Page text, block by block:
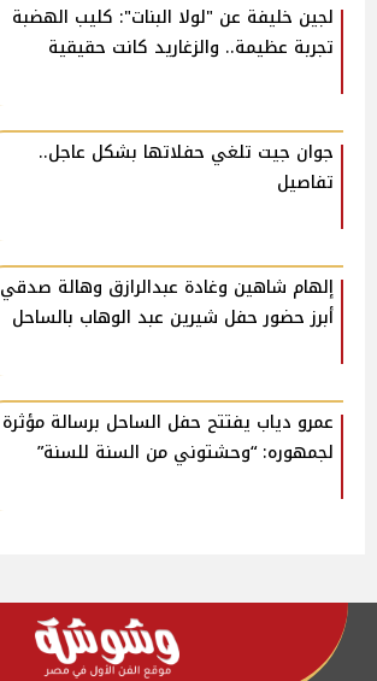
لجين خليفة عن "لولا البنات": كليب الهضبة
تجربة عظيمة.. والزغاريد كانت حقيقية
جوان جيت تلغي حفلاتها بشكل عاجل..
تفاصيل
إلهام شاهين وغادة عبدالرازق وهالة صدقي
أبرز حضور حفل شيرين عبد الوهاب بالساحل
عمرو دياب يفتتح حفل الساحل برسالة مؤثرة
لجمهوره: “وحشتوني من السنة للسنة”